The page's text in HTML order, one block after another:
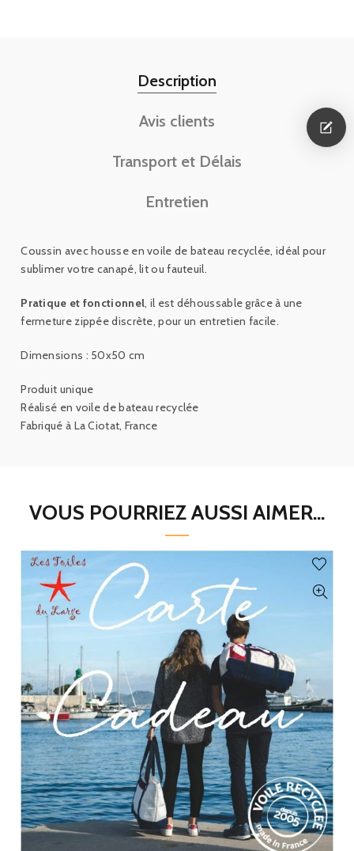
Description
Avis clients
Transport et Délais
Entretien
Coussin avec housse en voile de bateau recyclée, idéal pour
sublimer votre canapé, lit ou fauteuil.
Pratique et fonctionnel, il est déhoussable grâce à une
fermeture zippée discrète, pour un entretien facile.
Dimensions : 50x50 cm
Produit unique
Réalisé en voile de bateau recyclée
Fabriqué à La Ciotat, France
VOUS POURRIEZ AUSSI AIMER...